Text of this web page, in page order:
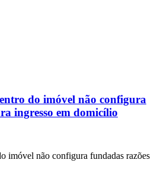
do imóvel não configura
ingresso em domicílio
imóvel não configura fundadas razões